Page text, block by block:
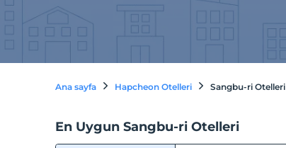
Ana sayfa Hapcheon Otelleri Sangbu-ri Otelleri
En Uygun Sangbu-ri Otelleri